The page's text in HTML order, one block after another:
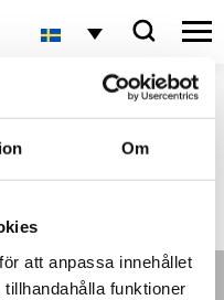
Om
att anpassa innehållet
funktioner
under jul- och nyårshelgen.